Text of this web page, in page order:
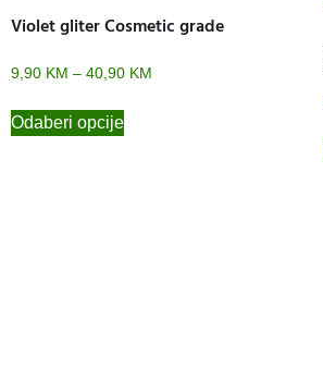
Violet gliter Cosmetic grade
9,90 KM – 40,90 KM
Odaberi opcije